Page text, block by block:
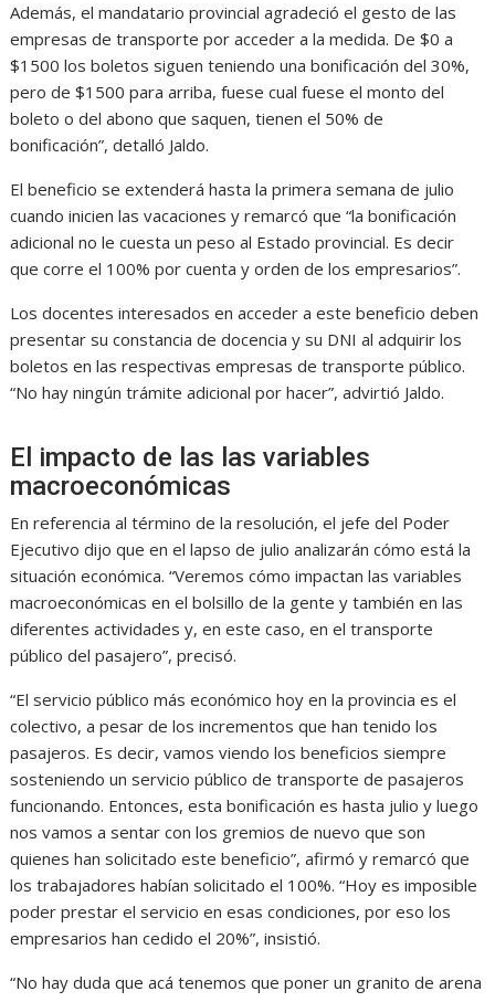
Además, el mandatario provincial agradeció el gesto de las
empresas de transporte por acceder a la medida. De $0 a
$1500 los boletos siguen teniendo una bonificación del 30%,
pero de $1500 para arriba, fuese cual fuese el monto del
boleto o del abono que saquen, tienen el 50% de
bonificación”, detalló Jaldo.
El beneficio se extenderá hasta la primera semana de julio
cuando inicien las vacaciones y remarcó que “la bonificación
adicional no le cuesta un peso al Estado provincial. Es decir
que corre el 100% por cuenta y orden de los empresarios”.
Los docentes interesados en acceder a este beneficio deben
presentar su constancia de docencia y su DNI al adquirir los
boletos en las respectivas empresas de transporte público.
“No hay ningún trámite adicional por hacer”, advirtió Jaldo.
El impacto de las las variables
macroeconómicas
En referencia al término de la resolución, el jefe del Poder
Ejecutivo dijo que en el lapso de julio analizarán cómo está la
situación económica. “Veremos cómo impactan las variables
macroeconómicas en el bolsillo de la gente y también en las
diferentes actividades y, en este caso, en el transporte
público del pasajero”, precisó.
“El servicio público más económico hoy en la provincia es el
colectivo, a pesar de los incrementos que han tenido los
pasajeros. Es decir, vamos viendo los beneficios siempre
sosteniendo un servicio público de transporte de pasajeros
funcionando. Entonces, esta bonificación es hasta julio y luego
nos vamos a sentar con los gremios de nuevo que son
quienes han solicitado este beneficio”, afirmó y remarcó que
los trabajadores habían solicitado el 100%. “Hoy es imposible
poder prestar el servicio en esas condiciones, por eso los
empresarios han cedido el 20%”, insistió.
“No hay duda que acá tenemos que poner un granito de arena